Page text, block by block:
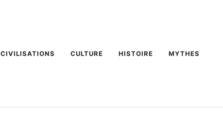
CIVILISATIONS CULTURE HISTOIRE MYTHES